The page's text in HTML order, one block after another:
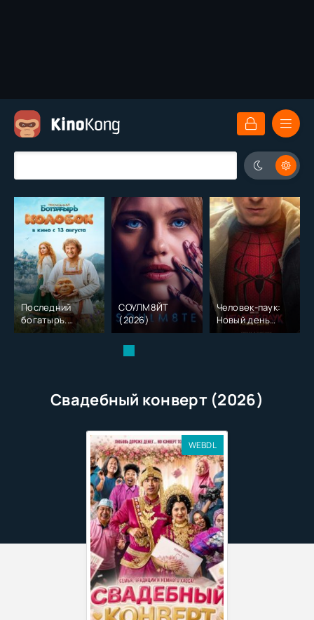
Последний
богатырь.
Колобок (2026)
СОУЛМ8ЙТ
(2026)
Человек-паук:
Новый день
(2026)
Свадебный конверт (2026)
WEBDL